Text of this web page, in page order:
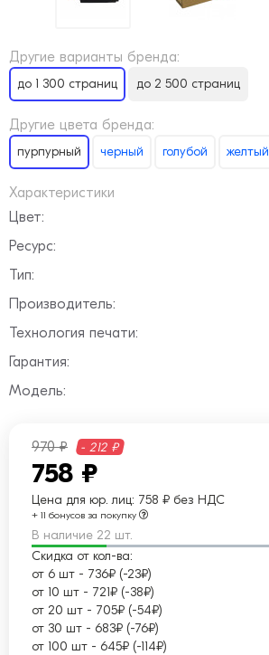
Другие варианты бренда:
до 1 300 страниц до 2 500 страниц
Другие цвета бренда:
пурпурный черный голубой желтый
Характеристики
Цвет:
Ресурс:
Тип:
Производитель:
Технология печати:
Гарантия:
Модель:
970 ₽ - 212 ₽
758 ₽
Цена для юр. лиц: 758 ₽ без НДС
+ 11 бонусов за покупку
В наличие 22 шт.
Скидка от кол-ва:
от 6 шт - 736₽ (-23₽)
от 10 шт - 721₽ (-38₽)
от 20 шт - 705₽ (-54₽)
от 30 шт - 683₽ (-76₽)
от 100 шт - 645₽ (-114₽)